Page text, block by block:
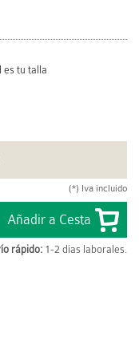
es tu talla
(*) Iva incluido
rápido: 1-2 días laborales.